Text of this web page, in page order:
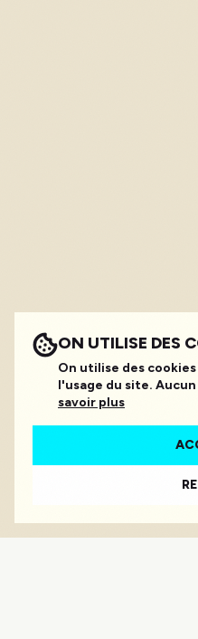
ON UTILISE DES
On utilise des
l'usage du site.
savoir plus